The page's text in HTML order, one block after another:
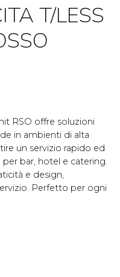
T/LESS
RSO offre soluzioni
in ambienti di alta
un servizio rapido ed
bar, hotel e catering.
e design,
Perfetto per ogni